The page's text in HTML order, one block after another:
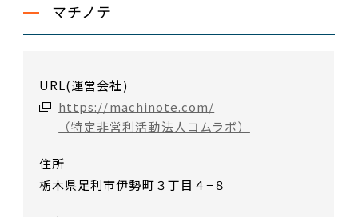
マチノテ
URL(運営会社)
https://machinote.com/
（特定非営利活動法人コムラボ）
住所
栃木県足利市伊勢町３丁目４−８